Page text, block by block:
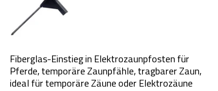
Fiberglas-Einstieg in Elektrozaunpfosten für
Pferde, temporäre Zaunpfähle, tragbarer Zaun,
ideal für temporäre Zäune oder Elektrozäune